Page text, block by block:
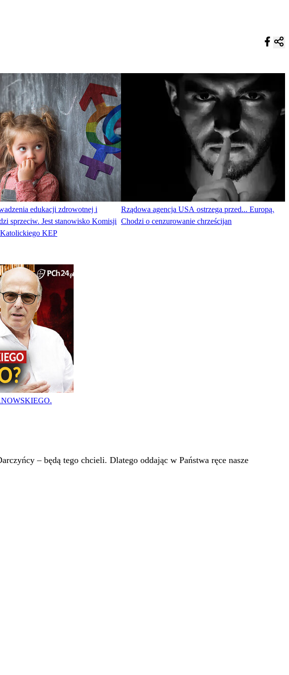
edukacji zdrowotnej i
sprzeciw. Jest stanowisko Komisji
KEP
Rządowa agencja USA ostrzega przed... Europą.
Chodzi o cenzurowanie chrześcijan
– będą tego chcieli. Dlatego oddając w Państwa ręce nasze